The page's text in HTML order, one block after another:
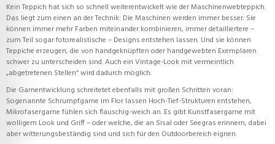
Kein Teppich hat sich so schnell weiterentwickelt wie der Maschinenwebteppich.
Das liegt zum einen an der Technik: Die Maschinen werden immer besser. Sie
können immer mehr Farben miteinander kombinieren, immer detailliertere –
zum Teil sogar fotorealistische – Designs entstehen lassen. Und sie können
Teppiche erzeugen, die von handgeknüpften oder handgewebten Exemplaren
schwer zu unterscheiden sind. Auch ein Vintage-Look mit vermeintlich
„abgetretenen Stellen“ wird dadurch möglich.
Die Garnentwicklung schreitetet ebenfalls mit großen Schritten voran:
Sogenannte Schrumpfgarne im Flor lassen Hoch-Tief-Strukturen entstehen,
Mikrofasergarne fühlen sich flauschig-weich an. Es gibt Kunstfasergarne mit
wolligem Look und Griff – oder welche, die an Sisal oder Seegras erinnern, dabei
aber witterungsbeständig sind und sich für den Outdoorbereich eignen.